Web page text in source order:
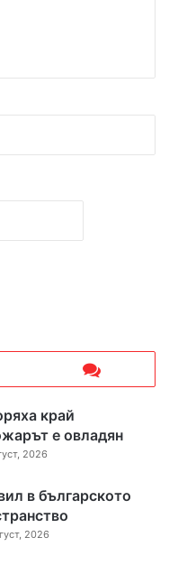
край
е овладян
2026
в българското
2026